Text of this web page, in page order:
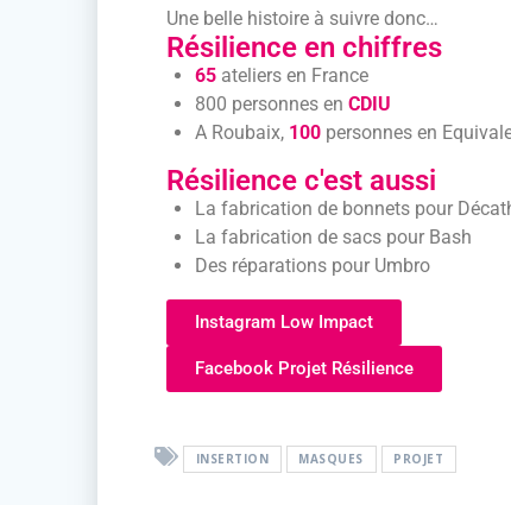
Une belle histoire à suivre donc…
Résilience en chiffres
65 ateliers en France
800 personnes enCDIU
A Roubaix, 100 personnes en
Résilience c'est aussi
La fabrication de bonnets pour
La fabrication de sacs pour Bash
Des réparations pour Umbro
Instagram Low Impact
Facebook Projet Résilience
INSERTION MASQUES PROJET